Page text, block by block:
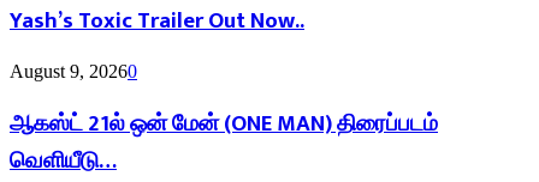
Yash’s Toxic Trailer Out Now..
August 9, 20260
ஆகஸ்ட் 21ல் ஒன் மேன் (ONE MAN) திரைப்படம்
வெளியீடு…